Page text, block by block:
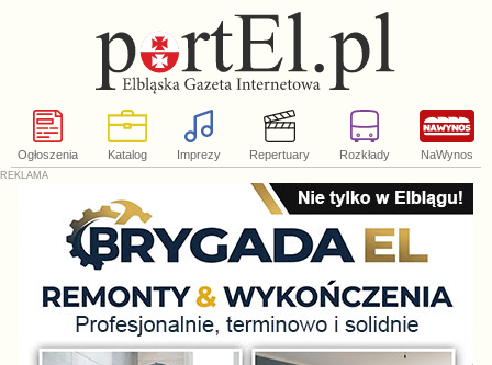
Ogłoszenia Katalog Imprezy Repertuary Rozkłady NaWynos